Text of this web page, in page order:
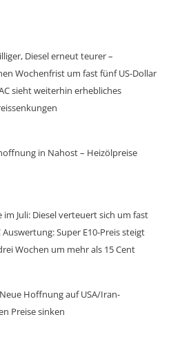
Diesel erneut teurer –
Wochenfrist um fast fünf US-Dollar
sieht weiterhin erhebliches
in Nahost – Heizölpreise
Juli: Diesel verteuert sich um fast
Auswertung: Super E10-Preis steigt
Wochen um mehr als 15 Cent
Hoffnung auf USA/Iran-
Preise sinken